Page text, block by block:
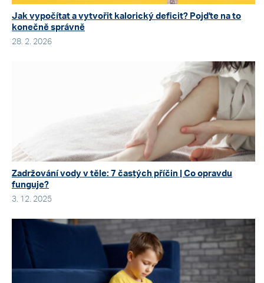
Jak vypočítat a vytvořit kalorický deficit? Pojďte na to
konečně správně
28. 2. 2026
Zadržování vody v těle: 7 častých příčin | Co opravdu
funguje?
3. 12. 2025